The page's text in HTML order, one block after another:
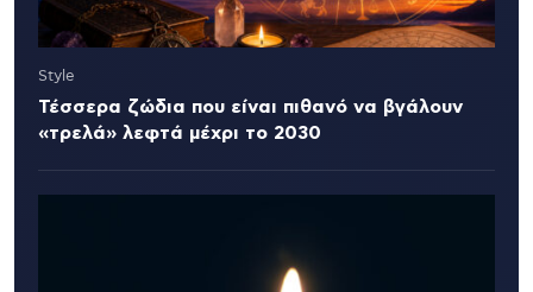
Style
Τέσσερα ζώδια που είναι πιθανό να βγάλουν
«τρελά» λεφτά μέχρι το 2030